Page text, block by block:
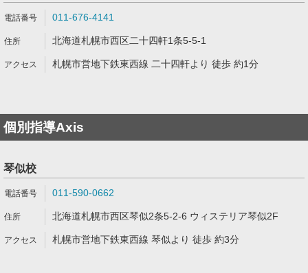
011-676-4141
北海道札幌市西区二十四軒1条5-5-1
札幌市営地下鉄東西線 二十四軒より 徒歩 約1分
個別指導Axis
琴似校
011-590-0662
北海道札幌市西区琴似2条5-2-6 ウィステリア琴似2F
札幌市営地下鉄東西線 琴似より 徒歩 約3分